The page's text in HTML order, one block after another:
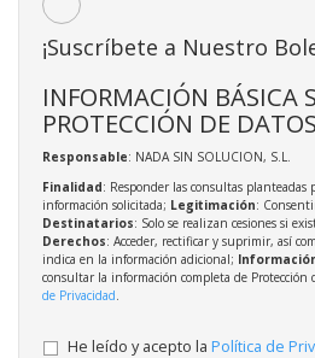
¡Suscríbete a Nuestro
INFORMACIÓN BÁSICA
PROTECCIÓN DE DATOS
Responsable: NADA SIN SOLUCION, S.L.
Finalidad: Responder las consultas
información solicitada; Legitimación:
Destinatarios: Solo se realizan cesiones si
Derechos: Acceder, rectificar y suprimir, así
indica en la información adicional;
consultar la información completa de Protección
de Privacidad.
He leído y acepto la Política de